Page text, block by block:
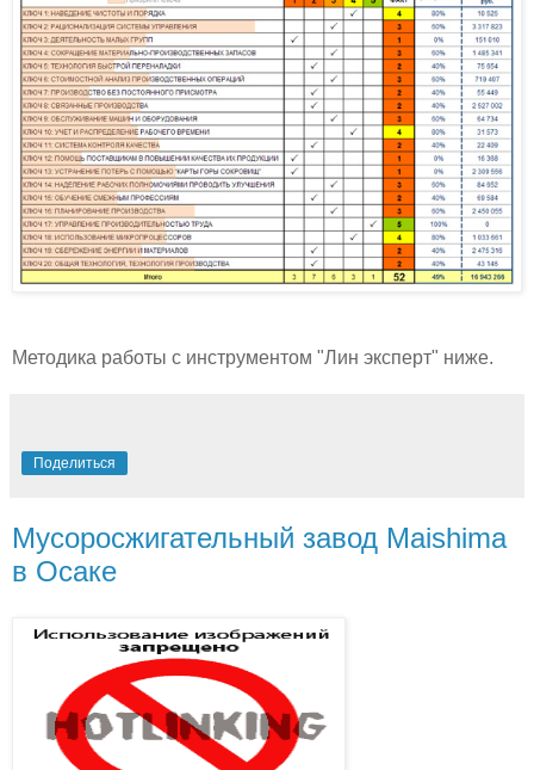
Методика работы с инструментом "Лин эксперт" ниже.
Поделиться
Мусоросжигательный завод Maishima
в Осаке